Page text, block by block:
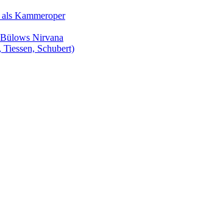
Kammeroper
Nirvana
Schubert)